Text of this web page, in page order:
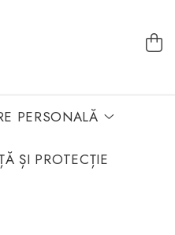
PERSONALĂ
ȘI PROTECȚIE